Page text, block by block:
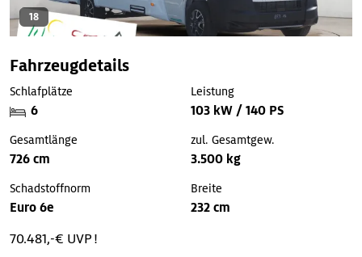
18
Fahrzeugdetails
Schlafplätze
6
Leistung
103 kW / 140 PS
Gesamtlänge
726 cm
zul. Gesamtgew.
3.500 kg
Schadstoffnorm
Euro 6e
Breite
232 cm
70.481,-€ UVP !